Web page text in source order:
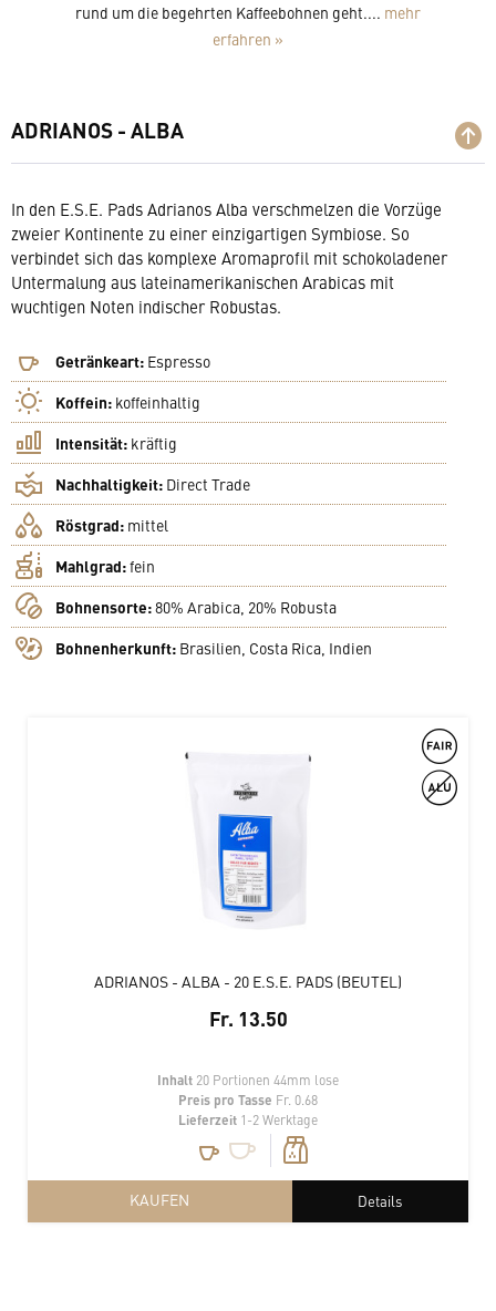
rund um die begehrten Kaffeebohnen geht.... mehr
erfahren »
ADRIANOS - ALBA
In den E.S.E. Pads Adrianos Alba verschmelzen die Vorzüge
zweier Kontinente zu einer einzigartigen Symbiose. So
verbindet sich das komplexe Aromaprofil mit schokoladener
Untermalung aus lateinamerikanischen Arabicas mit
wuchtigen Noten indischer Robustas.
Getränkeart: Espresso
Koffein: koffeinhaltig
Intensität: kräftig
Nachhaltigkeit: Direct Trade
Röstgrad: mittel
Mahlgrad:fein
Bohnensorte:80% Arabica, 20% Robusta
Bohnenherkunft: Brasilien, Costa Rica, Indien
ADRIANOS - ALBA - 20 E.S.E. PADS (BEUTEL)
Fr. 13.50
Inhalt 20 Portionen 44mm lose
Preis pro Tasse Fr. 0.68
Lieferzeit 1-2 Werktage
Details
KAUFEN